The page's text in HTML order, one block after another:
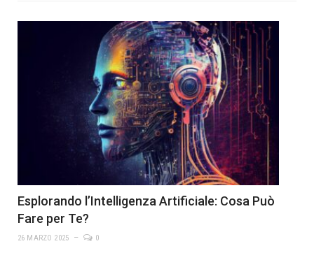
Esplorando l’Intelligenza Artificiale: Cosa Può
Fare per Te?
26 MARZO 2025 0